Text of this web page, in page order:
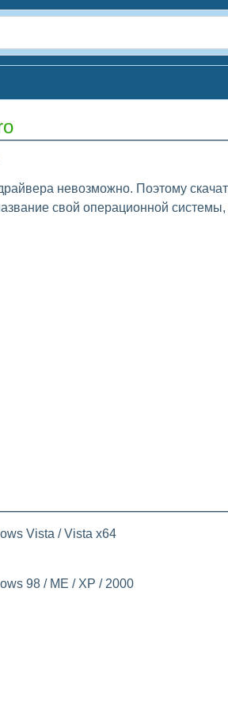
невозможно. Поэтому
свой операционной системы,
Vista / Vista x64
98 / ME / XP / 2000